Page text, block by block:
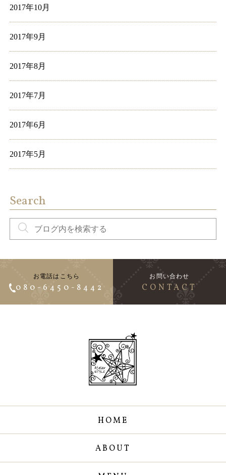
2017年10月
2017年9月
2017年8月
2017年7月
2017年6月
2017年5月
Search
お電話はこちら
080-6450-8442
お問い合わせ
CONTACT
HOME
ABOUT